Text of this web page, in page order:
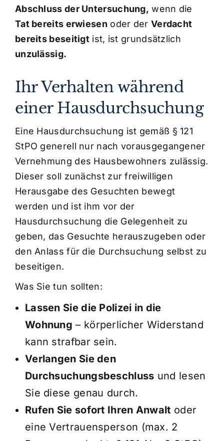
Abschluss der Untersuchung, wenn die
Tat bereits erwiesen oder der Verdacht
bereits beseitigt ist, ist grundsätzlich
unzulässig.
Ihr Verhalten während
einer Hausdurchsuchung
Eine Hausdurchsuchung ist gemäß § 121
StPO generell nur nach vorausgegangener
Vernehmung des Hausbewohners zulässig.
Dieser soll zunächst zur freiwilligen
Herausgabe des Gesuchten bewegt
werden und ist ihm vor der
Hausdurchsuchung die Gelegenheit zu
geben, das Gesuchte herauszugeben oder
den Anlass für die Durchsuchung selbst zu
beseitigen.
Was Sie tun sollten:
Lassen Sie die Polizei in die
Wohnung – körperlicher Widerstand
kann strafbar sein.
Verlangen Sie den
Durchsuchungsbeschluss und lesen
Sie diese genau durch.
Rufen Sie sofort Ihren Anwalt oder
eine Vertrauensperson (max. 2